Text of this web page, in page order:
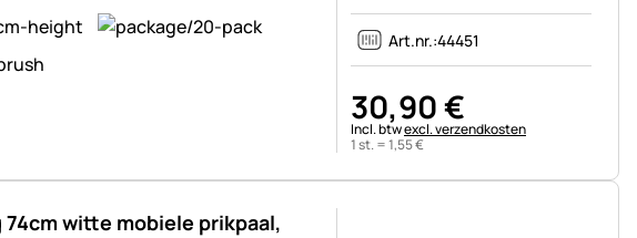
Art.nr.:44451
30,90€
Belastinginformatie:
Incl. btwexcl. verzendkosten
1 st. =1,55€
74cm witte mobiele prikpaal,